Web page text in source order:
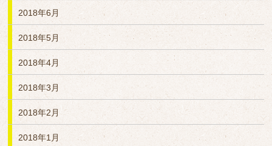
2018年6月
2018年5月
2018年4月
2018年3月
2018年2月
2018年1月